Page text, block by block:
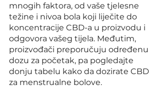
mnogih faktora, od vaše tjelesne
težine i nivoa bola koji liječite do
koncentracije CBD-a u proizvodu i
odgovora vašeg tijela. Međutim,
proizvođači preporučuju određenu
dozu za početak, pa pogledajte
donju tabelu kako da dozirate CBD
za menstrualne bolove.